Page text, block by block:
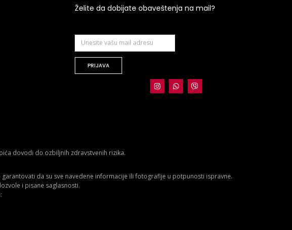
Želite da dobijate obaveštenja na mail?
PRIJAVA
dovodi do ozbiljnih zdravstvenih rizika.
da su sve navedene informacije ili fotografije u potpunosti ispravne.
i pisane saglasnosti.